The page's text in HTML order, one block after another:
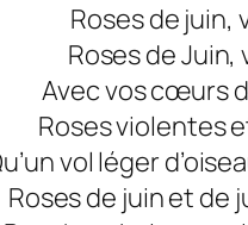
Roses de juin,
Roses de
Avec vos cœurs
Roses violentes
vol léger
Roses de juin et de